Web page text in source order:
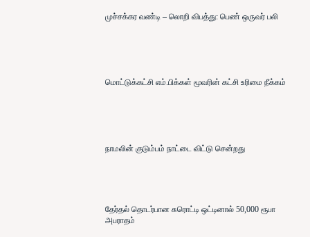
முச்சக்கர வண்டி – லொறி விபத்து: பெண் ஒருவர் பலி
மொட்டுக்கட்சி எம்.பிக்கள் மூவரின் கட்சி உரிமை நீக்கம்
நாமலின் குடும்பம் நாட்டை விட்டு சென்றது
தேர்தல் தொடர்பான சுரொட்டி ஒட்டினால் 50,000 ரூபா
அபராதம்